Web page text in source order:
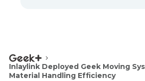
Inlaylink Deployed Geek Moving
Material Handling Efficiency